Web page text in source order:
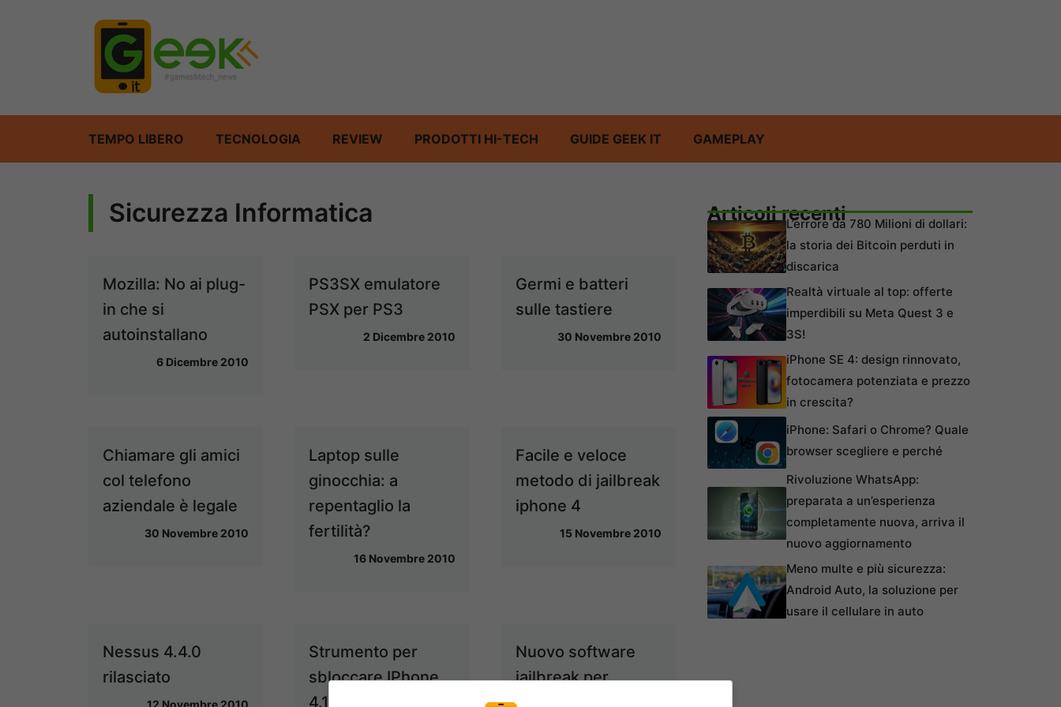
TEMPO LIBERO TECNOLOGIA REVIEW PRODOTTI HI-TECH GUIDE GEEK IT GAMEPLAY
Sicurezza Informatica
Mozilla: No ai plug-
in che si
autoinstallano
6 Dicembre 2010
PS3SX emulatore
PSX per PS3
2 Dicembre 2010
Germi e batteri
sulle tastiere
30 Novembre 2010
Chiamare gli amici
col telefono
aziendale è legale
30 Novembre 2010
Laptop sulle
ginocchia: a
repentaglio la
fertilità?
16 Novembre 2010
Facile e veloce
metodo di jailbreak
iphone 4
15 Novembre 2010
Nessus 4.4.0
rilasciato
12 Novembre 2010
Strumento per
sbloccare IPhone
4.1 4/3G/3Gs
Nuovo software
jailbreak per
sbloccare iPhone 4
Articoli recentiL’errore da 780 Milioni di dollari:
la storia dei Bitcoin perduti in
discarica
Realtà virtuale al top: offerte
imperdibili su Meta Quest 3 e
3S!
iPhone SE 4: design rinnovato,
fotocamera potenziata e prezzo
in crescita?
iPhone: Safari o Chrome? Quale
browser scegliere e perché
Rivoluzione WhatsApp:
preparata a un’esperienza
completamente nuova, arriva il
nuovo aggiornamento
Meno multe e più sicurezza:
Android Auto, la soluzione per
usare il cellulare in auto